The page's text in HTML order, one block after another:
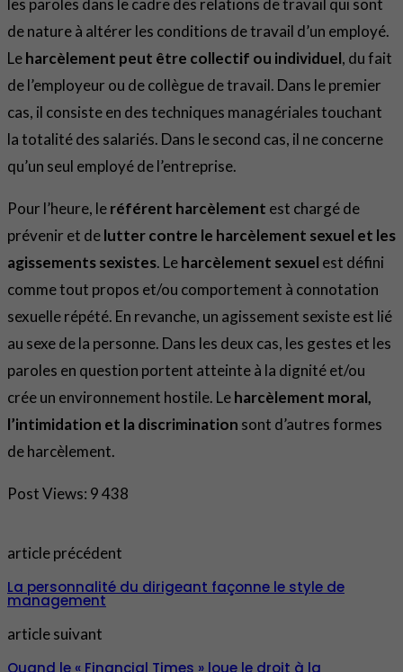
les paroles dans le cadre des relations de travail qui sont
de nature à altérer les conditions de travail d’un employé.
Leharcèlement peut être collectif ou individuel, du fait
de l’employeur ou de collègue de travail. Dans le premier
cas, il consiste en des techniques managériales touchant
la totalité des salariés. Dans le second cas, il ne concerne
qu’un seul employé de l’entreprise.
Pour l’heure, leréférent harcèlement est chargé de
prévenir et delutter contre le harcèlement sexuel et les
agissements sexistes. Leharcèlement sexuel est défini
comme tout propos et/ou comportement à connotation
sexuelle répété. En revanche, un agissement sexiste est lié
au sexe de la personne. Dans les deux cas, les gestes et les
paroles en question portent atteinte à la dignité et/ou
crée un environnement hostile. Leharcèlement moral,
l’intimidation et la discrimination sont d’autres formes
de harcèlement.
Post Views: 9 438
article précédent
La personnalité du dirigeant façonne le style de
management
article suivant